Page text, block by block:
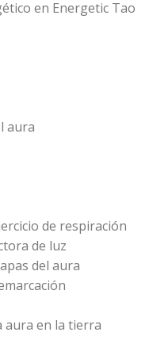
en Energetic Tao
aura
de respiración
de luz
del aura
aura en la tierra